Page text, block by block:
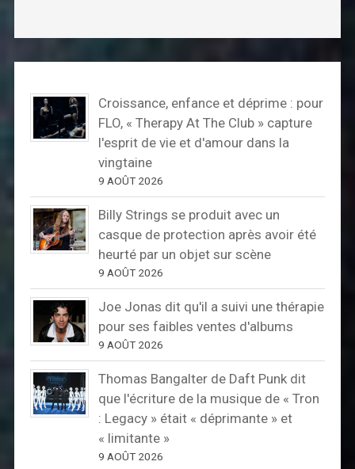
Croissance, enfance et déprime : pour
FLO, « Therapy At The Club » capture
l'esprit de vie et d'amour dans la
vingtaine
9 AOÛT 2026
Billy Strings se produit avec un
casque de protection après avoir été
heurté par un objet sur scène
9 AOÛT 2026
Joe Jonas dit qu'il a suivi une thérapie
pour ses faibles ventes d'albums
9 AOÛT 2026
Thomas Bangalter de Daft Punk dit
que l'écriture de la musique de « Tron
: Legacy » était « déprimante » et
« limitante »
9 AOÛT 2026